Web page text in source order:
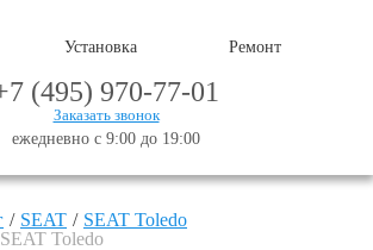
Установка Ремонт
(495) 970-77-01
Заказать звонок
ежедневно с 9:00 до 19:00
SEAT
SEAT Toledo
Toledo